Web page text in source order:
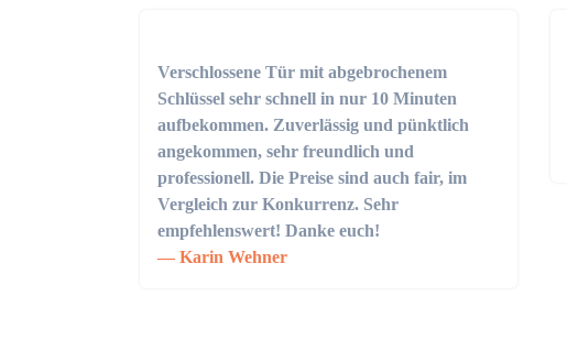
Verschlossene Tür mit abgebrochenem
Schlüssel sehr schnell in nur 10 Minuten
aufbekommen. Zuverlässig und pünktlich
angekommen, sehr freundlich und
professionell. Die Preise sind auch fair, im
Vergleich zur Konkurrenz. Sehr
empfehlenswert! Danke euch!
Karin Wehner